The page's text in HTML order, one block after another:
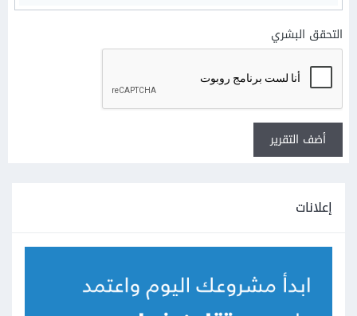
التحقق البشري
أضف التقرير
إعلانات